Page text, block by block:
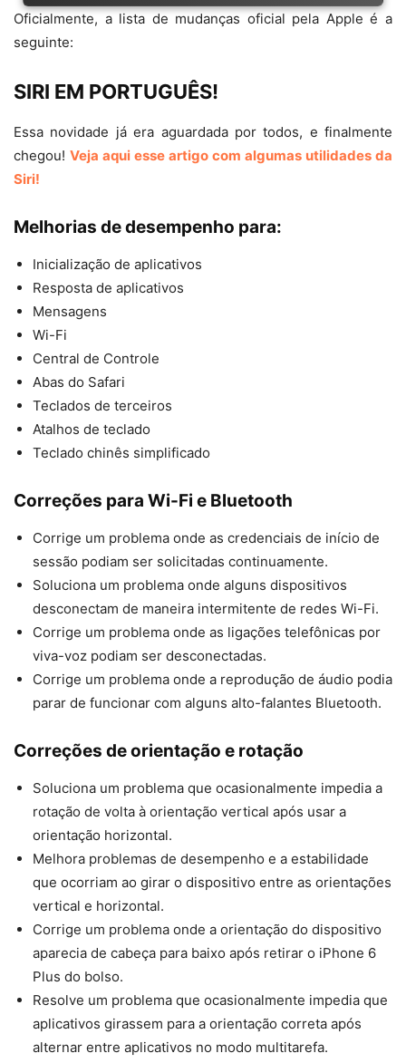
Oficialmente, a lista de mudanças oficial pela Apple é a
seguinte:
SIRI EM PORTUGUÊS!
Essa novidade já era aguardada por todos, e finalmente
chegou! Veja aqui esse artigo com algumas utilidades da
Siri!
Melhorias de desempenho para:
Inicialização de aplicativos
Resposta de aplicativos
Mensagens
Wi-Fi
Central de Controle
Abas do Safari
Teclados de terceiros
Atalhos de teclado
Teclado chinês simplificado
Correções para Wi-Fi e Bluetooth
Corrige um problema onde as credenciais de início de
sessão podiam ser solicitadas continuamente.
Soluciona um problema onde alguns dispositivos
desconectam de maneira intermitente de redes Wi-Fi.
Corrige um problema onde as ligações telefônicas por
viva-voz podiam ser desconectadas.
Corrige um problema onde a reprodução de áudio podia
parar de funcionar com alguns alto-falantes Bluetooth.
Correções de orientação e rotação
Soluciona um problema que ocasionalmente impedia a
rotação de volta à orientação vertical após usar a
orientação horizontal.
Melhora problemas de desempenho e a estabilidade
que ocorriam ao girar o dispositivo entre as orientações
vertical e horizontal.
Corrige um problema onde a orientação do dispositivo
aparecia de cabeça para baixo após retirar o iPhone 6
Plus do bolso.
Resolve um problema que ocasionalmente impedia que
aplicativos girassem para a orientação correta após
alternar entre aplicativos no modo multitarefa.